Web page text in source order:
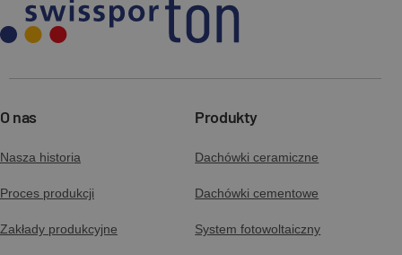
O nas
Nasza historia
Proces produkcji
Zakłady produkcyjne
Produkty
Dachówki ceramiczne
Dachówki cementowe
System fotowoltaiczny